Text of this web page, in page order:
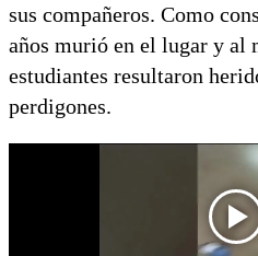
sus compañeros. Como
años murió en el lugar y al
estudiantes resultaron
perdigones.